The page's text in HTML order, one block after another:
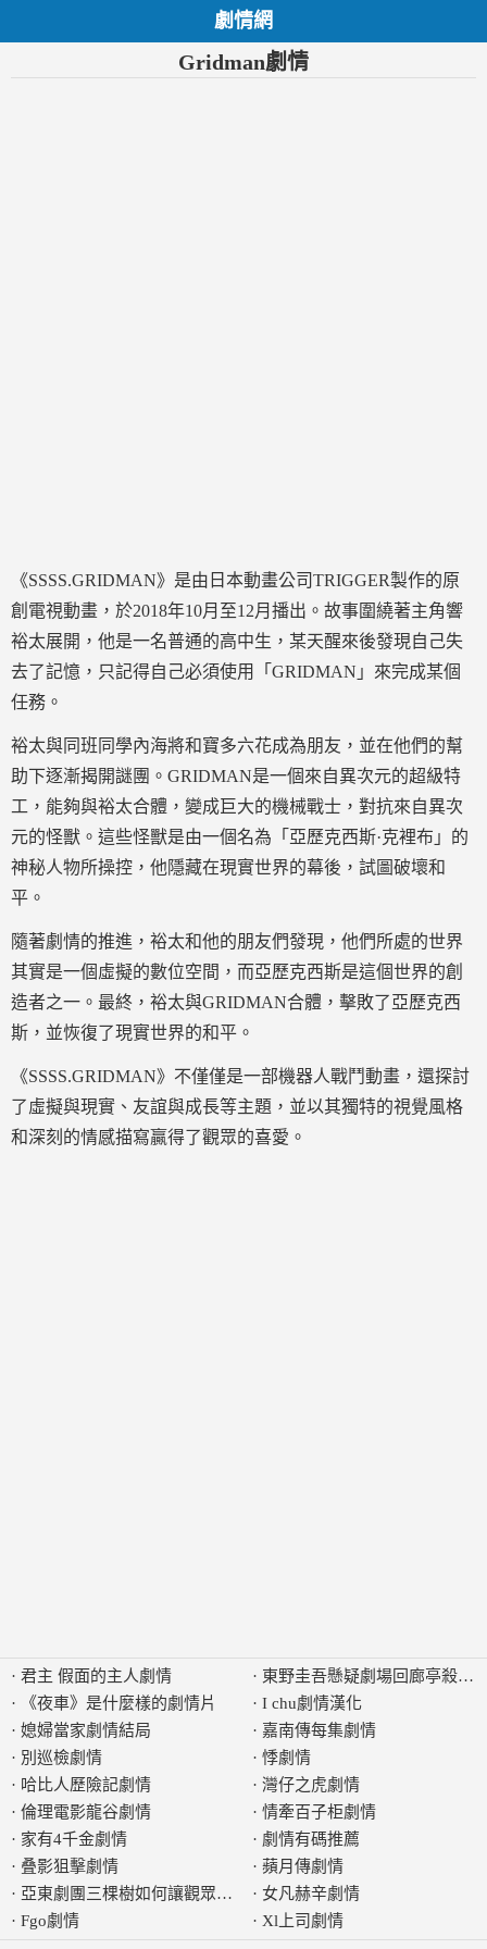
劇情網
Gridman劇情
《SSSS.GRIDMAN》是由日本動畫公司TRIGGER製作的原
創電視動畫，於2018年10月至12月播出。故事圍繞著主角響
裕太展開，他是一名普通的高中生，某天醒來後發現自己失
去了記憶，只記得自己必須使用「GRIDMAN」來完成某個
任務。
裕太與同班同學內海將和寶多六花成為朋友，並在他們的幫
助下逐漸揭開謎團。GRIDMAN是一個來自異次元的超級特
工，能夠與裕太合體，變成巨大的機械戰士，對抗來自異次
元的怪獸。這些怪獸是由一個名為「亞歷克西斯·克裡布」的
神秘人物所操控，他隱藏在現實世界的幕後，試圖破壞和
平。
隨著劇情的推進，裕太和他的朋友們發現，他們所處的世界
其實是一個虛擬的數位空間，而亞歷克西斯是這個世界的創
造者之一。最終，裕太與GRIDMAN合體，擊敗了亞歷克西
斯，並恢復了現實世界的和平。
《SSSS.GRIDMAN》不僅僅是一部機器人戰鬥動畫，還探討
了虛擬與現實、友誼與成長等主題，並以其獨特的視覺風格
和深刻的情感描寫贏得了觀眾的喜愛。
· 君主 假面的主人劇情
·
《夜車》是什麼樣的劇情片
· 媳婦當家劇情結局
· 別巡檢劇情
· 哈比人歷險記劇情
· 倫理電影龍谷劇情
· 家有4千金劇情
· 叠影狙擊劇情
· 亞東劇團三棵樹如何讓觀眾感受劇情發展的音樂張力
· Fgo劇情
· 東野圭吾懸疑劇場回廊亭殺人
· I chu劇情漢化
· 嘉南傳每集劇情
· 悸劇情
· 灣仔之虎劇情
· 情牽百子柜劇情
· 劇情有碼推薦
· 蘋月傳劇情
· 女凡赫辛劇情
· Xl上司劇情